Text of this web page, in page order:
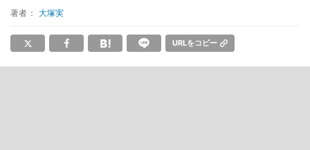
著者： 大塚実
URLをコピー